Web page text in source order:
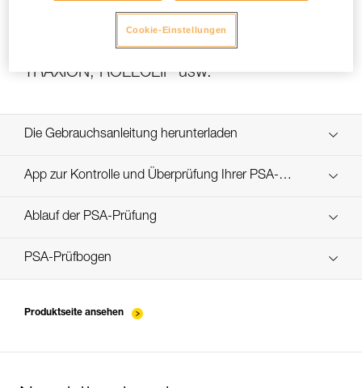
Effizienztests und Wirkungsgrad von
TRAXION, ROLLCLIP usw.
Die Gebrauchsanleitung herunterladen
Technical Notice
App zur Kontrolle und Überprüfung Ihrer PSA-
Bestände Entdecken Sie ePPEcentre
Ablauf der PSA-Prüfung
verif-EPI-poulies-procedure-DE
PSA-Prüfbogen
Produktseite ansehen
Cookie-Einstellungen